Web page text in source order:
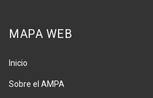
MAPA WEB
Inicio
Sobre el AMPA